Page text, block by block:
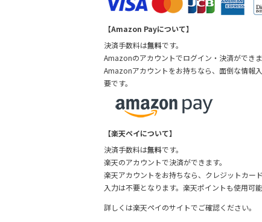
【Amazon Payについて】
決済手数料は無料です。
Amazonのアカウントでログイン・決済ができま
Amazonアカウントをお持ちなら、面倒な情報
要です。
【楽天ペイについて】
決済手数料は無料です。
楽天のアカウントで決済ができます。
楽天アカウントをお持ちなら、クレジットカー
入力は不要となります。楽天ポイントも使用可能
詳しくは楽天ペイのサイトでご確認ください。